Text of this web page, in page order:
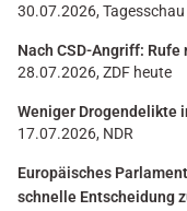
30.07.2026, Tagesschau
Nach CSD-Angriff:
28.07.2026, ZDF heute
Weniger Drogendelikte
17.07.2026, NDR
Europäisches
schnelle Entscheidung